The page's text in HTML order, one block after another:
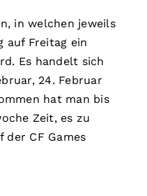
in welchen jeweils
auf Freitag ein
Es handelt sich
24. Februar
hat man bis
Zeit, es zu
der CF Games